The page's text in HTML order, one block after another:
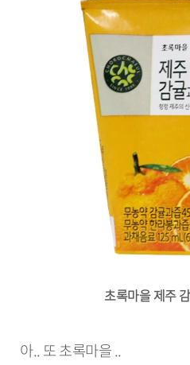
초록마을 제주
아.. 또 초록마을 ..